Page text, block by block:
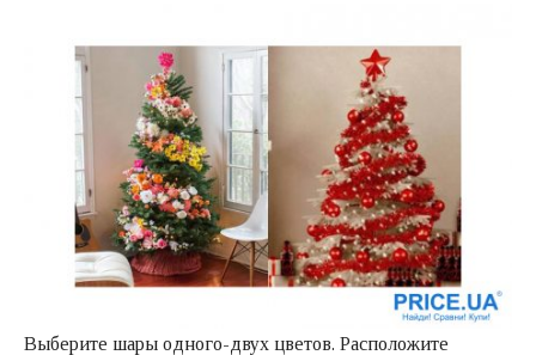
Выберите шары одного-двух цветов. Расположите